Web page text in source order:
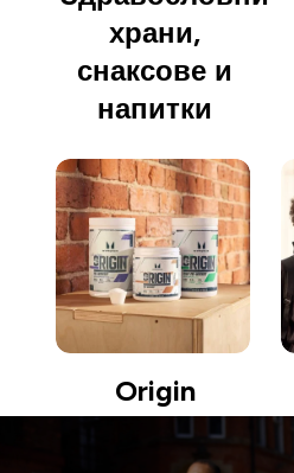
храни,
снаксове и
напитки
Origin